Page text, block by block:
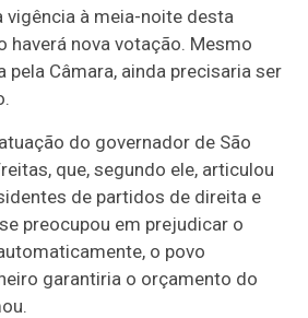
vigência à meia-noite desta
haverá nova votação. Mesmo
pela Câmara, ainda precisaria ser
do governador de São
que, segundo ele, articulou
de partidos de direita e
preocupou em prejudicar o
o povo
garantiria o orçamento do